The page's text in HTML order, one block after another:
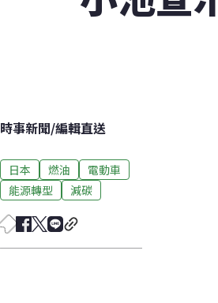
時事新聞/編輯直送
日本 燃油
電動車
能源轉型
減碳